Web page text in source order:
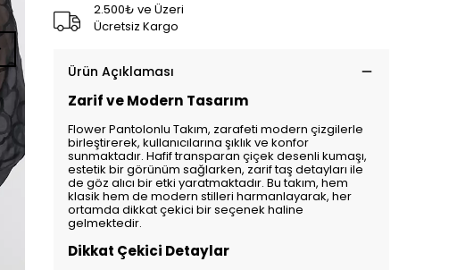
2.500₺ ve Üzeri
Ücretsiz Kargo
Ürün Açıklaması
Zarif ve Modern Tasarım
Flower Pantolonlu Takım, zarafeti modern çizgilerle
birleştirerek, kullanıcılarına şıklık ve konfor
sunmaktadır. Hafif transparan çiçek desenli kumaşı,
estetik bir görünüm sağlarken, zarif taş detayları ile
de göz alıcı bir etki yaratmaktadır. Bu takım, hem
klasik hem de modern stilleri harmanlayarak, her
ortamda dikkat çekici bir seçenek haline
gelmektedir.
Dikkat Çekici Detaylar